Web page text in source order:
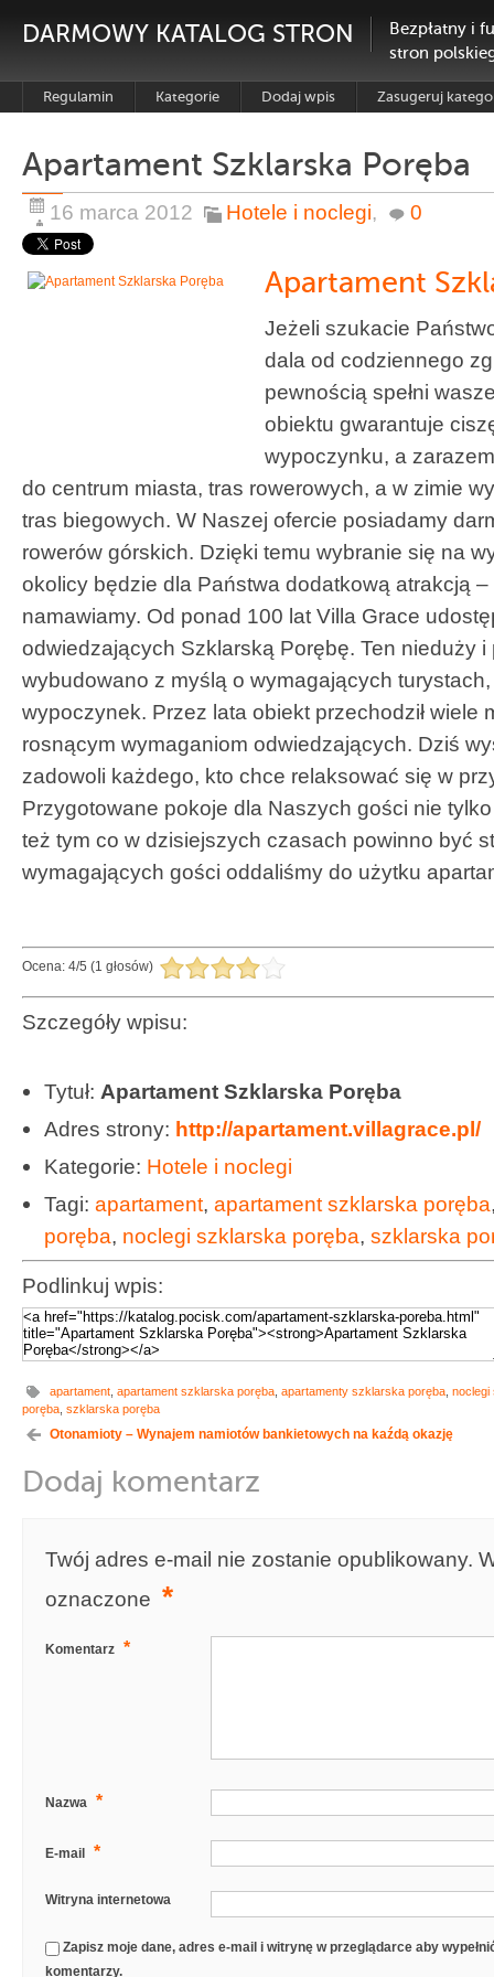
DARMOWY KATALOG STRON
Bezpłatny i
stron
Regulamin Kategorie Dodaj wpis Zasugeruj
Apartament Szklarska Poręba
16 marca 2012 Hotele i noclegi, 0
Apartament
Jeżeli szukacie
dala od codziennego
pewnością spełni
obiektu gwarantuje
wypoczynku, a
do centrum miasta, tras rowerowych, a w zimie
tras biegowych. W Naszej ofercie posiadamy
rowerów górskich. Dzięki temu wybranie się na
okolicy będzie dla Państwa dodatkową atrakcją
namawiamy. Od ponad 100 lat Villa Grace
odwiedzających Szklarską Porębę. Ten nieduży i
wybudowano z myślą o wymagających
wypoczynek. Przez lata obiekt przechodził wiele
rosnącym wymaganiom odwiedzających. Dziś
zadowoli każdego, kto chce relaksować się w
Przygotowane pokoje dla Naszych gości nie
też tym co w dzisiejszych czasach powinno być
wymagających gości oddaliśmy do użytku
Ocena: 4/5 (1 głosów)
Szczegóły wpisu:
Tytuł: Apartament Szklarska Poręba
Adres strony: http://apartament.villagrace.pl/
Kategorie: Hotele i noclegi
Tagi: apartament, apartament szklarska poręba
poręba, noclegi szklarska poręba, szklarska
Podlinkuj wpis:
apartament apartament szklarska poręba apartamenty szklarska poręba noclegi
poręba szklarska poręba
Otonamioty – Wynajem namiotów bankietowych na kaźdą okazję
Dodaj komentarz
Twój adres e-mail nie zostanie opublikowany.
oznaczone *
Komentarz *
Nazwa *
E-mail *
Witryna internetowa
Zapisz moje dane, adres e-mail i witrynę w przeglądarce aby
komentarzy.